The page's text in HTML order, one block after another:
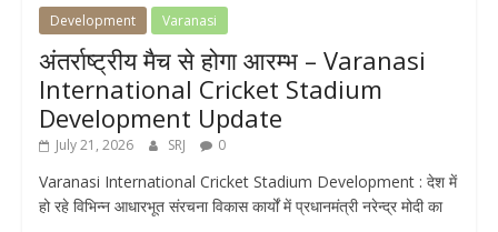
Development Varanasi
अंतर्राष्ट्रीय मैच से होगा आरम्भ – Varanasi
International Cricket Stadium
Development Update
July 21, 2026 SRJ 0
Varanasi International Cricket Stadium Development : देश में
हो रहे विभिन्न आधारभूत संरचना विकास कार्यों में प्रधानमंत्री नरेन्द्र मोदी का